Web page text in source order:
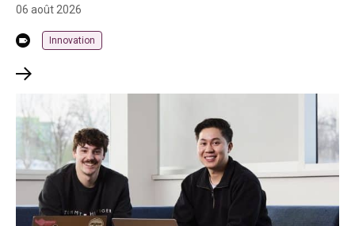
06 août 2026
Innovation